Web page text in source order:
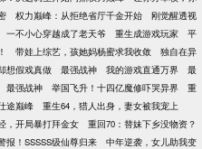
权力巅峰：从拒绝省厅千金开始
刚觉醒透视
一不小心穿越成了老天爷 重生成游戏玩家
平
带娃上综艺，孩她妈杨蜜求我收敛
独自在异
想假戏真做 最强战神 我的游戏直通万界
最
最强战神 举国飞升！十四亿魔修吓哭异界
重
途巅峰
重生64，猎人出身，妻女被我宠上
，开局暴打拜金女
重回70：替妹下乡没物资？
报！SSSSS级仙尊归来
中年逆袭，女儿助我变